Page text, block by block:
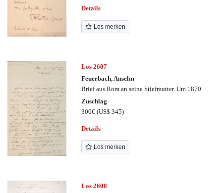
Details
Los merken
Los 2607
Feuerbach, Anselm
Brief aus Rom an seine Stiefmutter. Um 1870
Zuschlag
300€(US$ 345)
Details
Los merken
Los 2608